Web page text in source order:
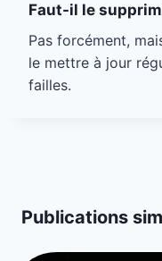
Faut-il le
Pas forcément,
le mettre à jour
failles.
Publications